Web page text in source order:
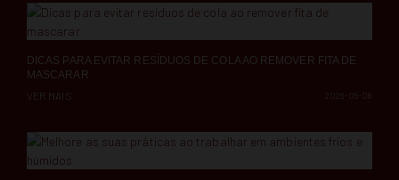
DICAS PARA EVITAR RESÍDUOS DE COLA AO REMOVER FITA DE
MASCARAR
2026-05-08
VER MAIS